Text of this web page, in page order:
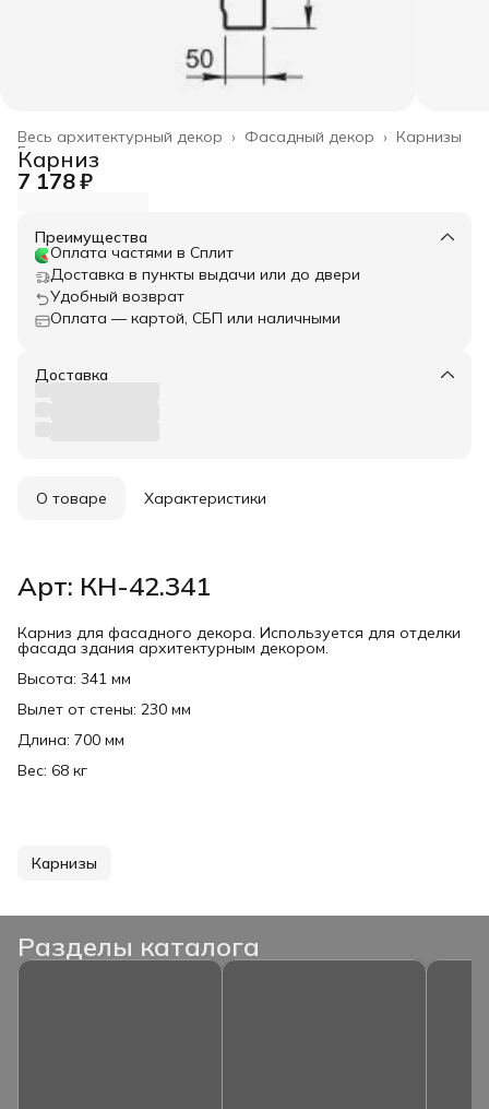
Карнизы
Фасадный декор ›
Весь архитектурный декор ›
Главная ›
Карниз
7 178 ₽
Преимущества
Оплата частями в Сплит
Доставка в пункты выдачи или до двери
Удобный возврат
Оплата — картой, СБП или наличными
Доставка
О товаре Характеристики
Арт: КН-42.341
Карниз для фасадного декора. Используется для отделки
фасада здания архитектурным декором.
Высота: 341 мм
Вылет от стены: 230 мм
Длина: 700 мм
Вес: 68 кг
Карнизы
Разделы каталога